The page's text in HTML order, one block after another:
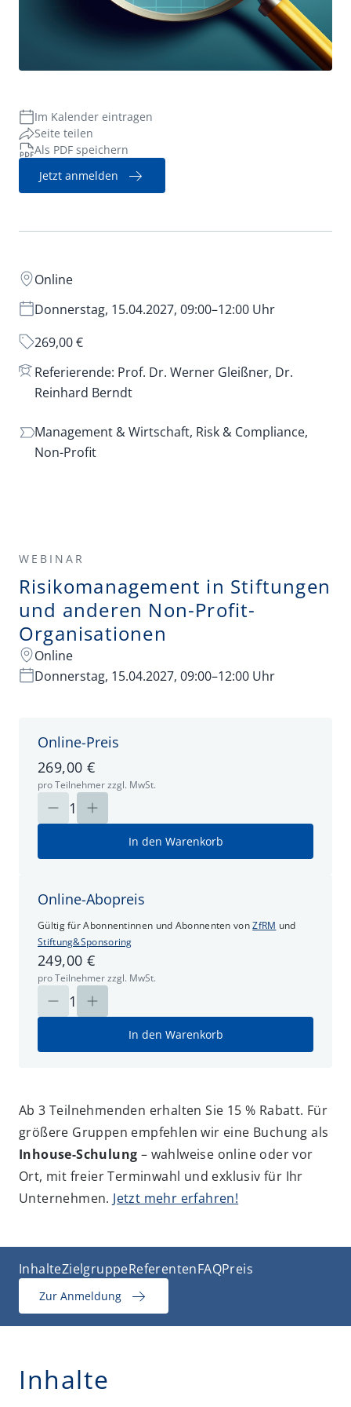
Jetzt anmelden
Im Kalender eintragen
Seite teilen
Als PDF speichern
Online
Donnerstag, 15.04.2027, 09:00–12:00 Uhr
269,00 €
Referierende: Prof. Dr. Werner Gleißner, Dr.
Reinhard Berndt
Management & Wirtschaft, Risk & Compliance,
Non-Profit
WEBINAR
Risikomanagement in Stiftungen
und anderen Non-Profit-
Organisationen
Online
Donnerstag, 15.04.2027, 09:00–12:00 Uhr
Online-Preis
269,00 €
pro Teilnehmer zzgl. MwSt.
1
In den Warenkorb
Online-Abopreis
Gültig für Abonnentinnen und Abonnenten vonZfRM und
Stiftung&Sponsoring
249,00 €
pro Teilnehmer zzgl. MwSt.
1
In den Warenkorb
Ab 3 Teilnehmenden erhalten Sie 15 % Rabatt. Für
größere Gruppen empfehlen wir eine Buchung als
Inhouse-Schulung – wahlweise online oder vor
Ort, mit freier Terminwahl und exklusiv für Ihr
Unternehmen. Jetzt mehr erfahren!
InhalteZielgruppeReferentenFAQPreis
Zur Anmeldung
Inhalte